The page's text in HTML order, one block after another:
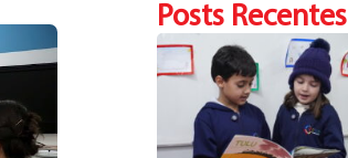
Posts Recentes